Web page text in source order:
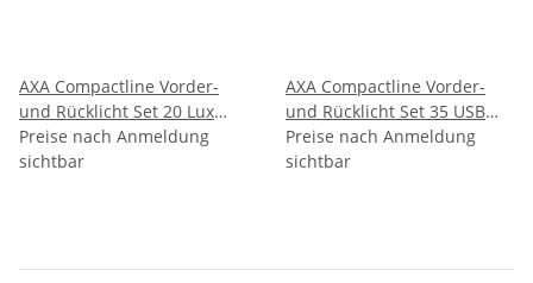
AXA Compactline Vorder-
und Rücklicht Set 20 Lux
LED
Preise nach Anmeldung
sichtbar
AXA Compactline Vorder-
und Rücklicht Set 35 USB
Lux LED
Preise nach Anmeldung
sichtbar